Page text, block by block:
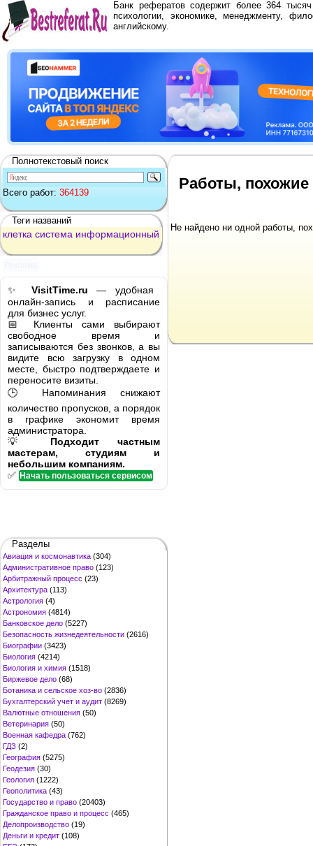
Банк рефератов содержит более 364
психологии, экономике, менеджменту,
английскому.
Полнотекстовый поиск
Всего работ: 364139
Теги названий
клетка система информационный
✨ VisitTime.ru — удобная
онлайн-запись и расписание
для бизнес услуг.
📅 Клиенты сами выбирают
свободное время и
записываются без звонков, а вы
видите всю загрузку в одном
месте, быстро подтверждаете и
переносите визиты.
🕒 Напоминания снижают
количество пропусков, а порядок
в графике экономит время
администратора.
💡 Подходит частным
мастерам, студиям и
небольшим компаниям.
✅ Начать пользоваться сервисом
Разделы
Авиация и космонавтика (304)
Административное право (123)
Арбитражный процесс (23)
Архитектура (113)
Астрология (4)
Астрономия (4814)
Банковское дело (5227)
Безопасность жизнедеятельности (2616)
Биографии (3423)
Биология (4214)
Биология и химия (1518)
Биржевое дело (68)
Ботаника и сельское хоз-во (2836)
Бухгалтерский учет и аудит (8269)
Валютные отношения (50)
Ветеринария (50)
Военная кафедра (762)
ГДЗ (2)
География (5275)
Геодезия (30)
Геология (1222)
Геополитика (43)
Государство и право (20403)
Гражданское право и процесс (465)
Делопроизводство (19)
Деньги и кредит (108)
Работы,
Не найдено ни одной работы,